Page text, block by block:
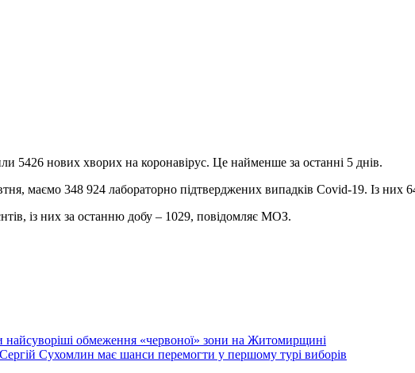
5426 нових хворих на коронавірус. Це найменше за останні 5 днів.
маємо 348 924 лабораторно підтверджених випадків Covid-19. Із них
із них за останню добу – 1029, повідомляє МОЗ.
найсуворіші обмеження «червоної» зони на Житомирщині
Сухомлин має шанси перемогти у першому турі виборів